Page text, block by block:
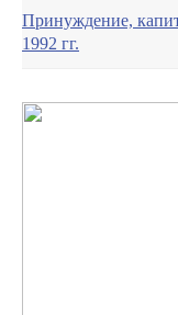
Принуждение,
1992 гг.